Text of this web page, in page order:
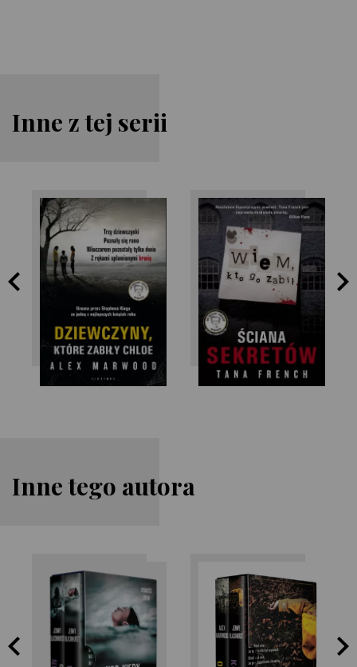
Inne z tej serii
Alex Marwood Tana French
Inne tego autora
Jenny Blackhurst Jenny Blackhurst